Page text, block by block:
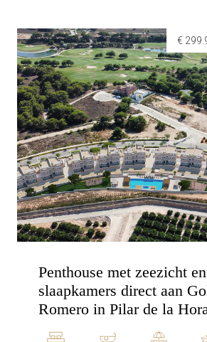
€
Penthouse met zeezicht
slaapkamers direct aan
Romero in Pilar de la